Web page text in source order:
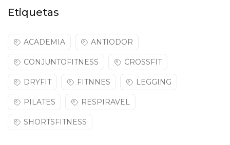
Etiquetas
ACADEMIA ANTIODOR
CONJUNTOFITNESS CROSSFIT
DRYFIT FITNNES LEGGING
PILATES RESPIRAVEL
SHORTSFITNESS